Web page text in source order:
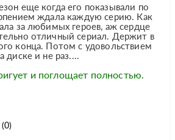
еще когда его показывали по
ждала каждую серию. Как
за любимых героев, аж сердце
отличный сериал. Держит в
конца. Потом с удовольствием
диске и не раз....
и поглощает полностью.
(0)